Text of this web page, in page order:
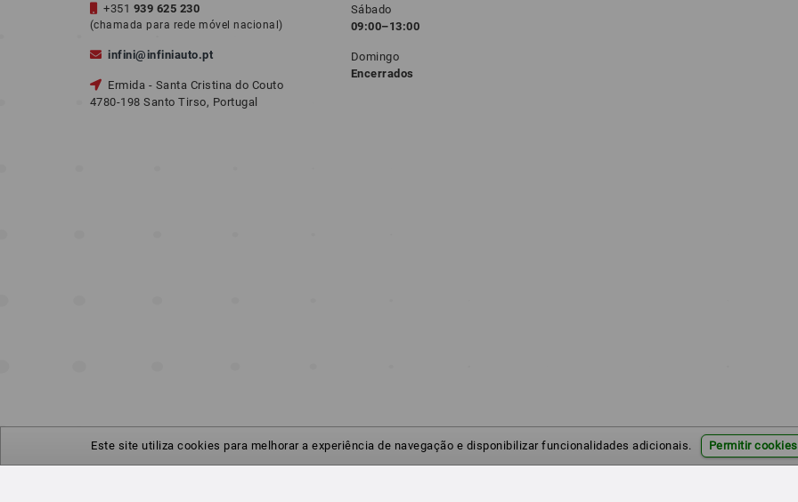
Este site utiliza cookies para melhorar a experiência de navegação e disponibilizar funcionalidades adicionais. Permitir cookies
+351 939 625 230
(chamada para rede móvel nacional)
infini@infiniauto.pt
Ermida - Santa Cristina do Couto
4780-198 Santo Tirso, Portugal
Sábado
09:00–13:00
Domingo
Encerrados